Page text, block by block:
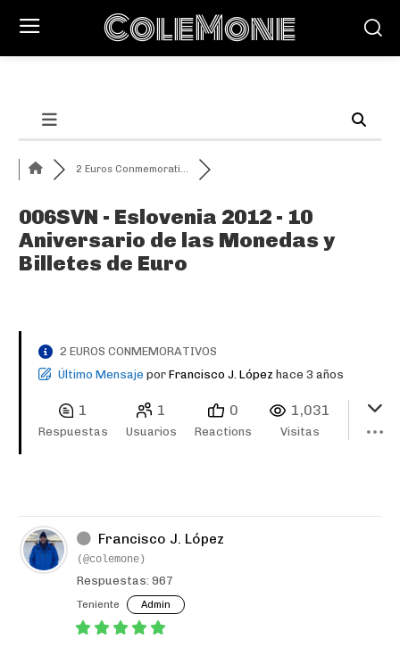
ColeMone
2 Euros Conmemorati...
006SVN - Eslovenia 2012 - 10
Aniversario de las Monedas y
Billetes de Euro
2 EUROS CONMEMORATIVOS
Último Mensaje por Francisco J. López hace 3 años
1
Respuestas
1
Usuarios
0
Reactions
1,031
Visitas
Francisco J. López
(@colemone)
Respuestas: 967
Teniente Admin